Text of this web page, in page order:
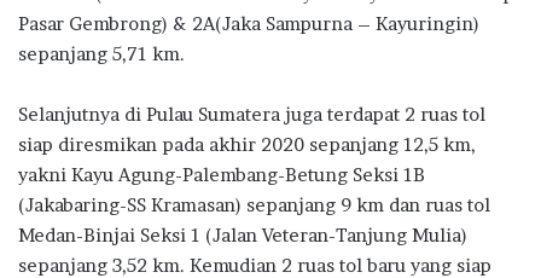
Pasar Gembrong) & 2A(Jaka Sampurna – Kayuringin)
sepanjang 5,71 km.
Selanjutnya di Pulau Sumatera juga terdapat 2 ruas tol
siap diresmikan pada akhir 2020 sepanjang 12,5 km,
yakni Kayu Agung-Palembang-Betung Seksi 1B
(Jakabaring-SS Kramasan) sepanjang 9 km dan ruas tol
Medan-Binjai Seksi 1 (Jalan Veteran-Tanjung Mulia)
sepanjang 3,52 km. Kemudian 2 ruas tol baru yang siap